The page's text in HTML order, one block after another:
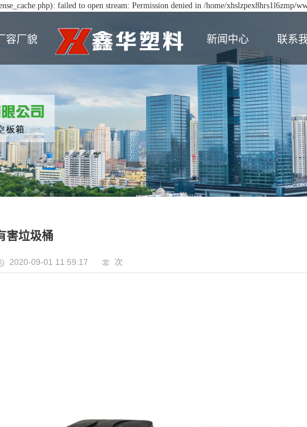
failed to open stream: Permission denied in /home/xhslzpex8hrs1l6zmp/
容厂貌 新闻中心 联系
害垃圾桶
2020-09-01 11:59:17 次